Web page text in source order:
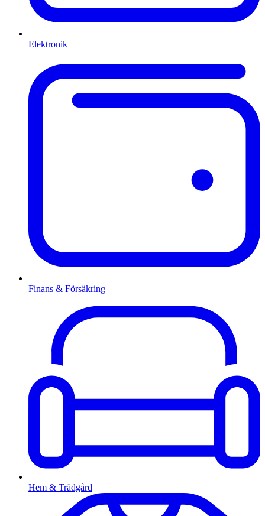
Elektronik
Finans & Försäkring
Hem & Trädgård